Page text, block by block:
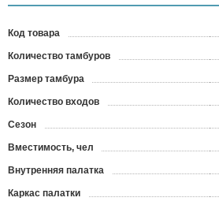
Код товара
Количество тамбуров
Размер тамбура
Количество входов
Сезон
Вместимость, чел
Внутренняя палатка
Каркас палатки